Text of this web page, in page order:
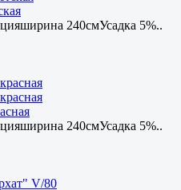
240смУсадка 5%..
240смУсадка 5%..